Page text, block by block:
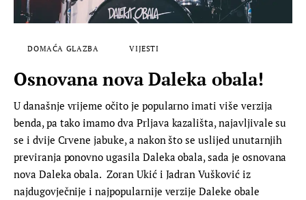
DOMAĆA GLAZBA VIJESTI
Osnovana nova Daleka obala!
U današnje vrijeme očito je popularno imati više verzija
benda, pa tako imamo dva Prljava kazališta, najavljivale su
se i dvije Crvene jabuke, a nakon što se uslijed unutarnjih
previranja ponovno ugasila Daleka obala, sada je osnovana
nova Daleka obala. Zoran Ukić i Jadran Vušković iz
najdugovječnije i najpopularnije verzije Daleke obale